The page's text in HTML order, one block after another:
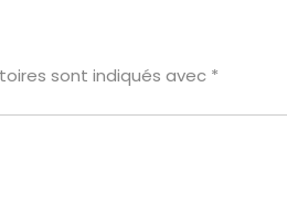
sont indiqués avec *